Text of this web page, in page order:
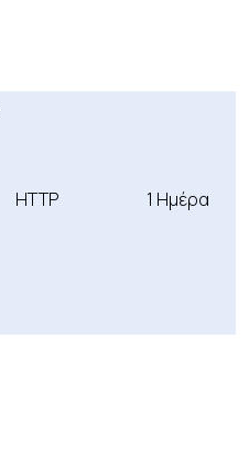
HTTP 1 Ημέρα